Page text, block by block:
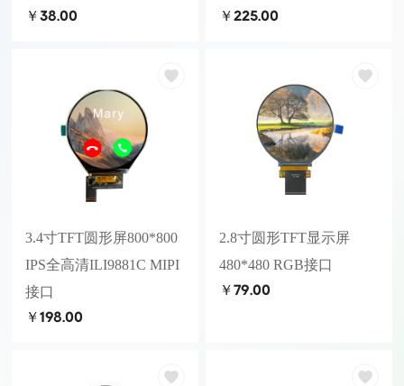
￥38.00 ￥225.00
3.4寸TFT圆形屏800*800
IPS全高清ILI9881C MIPI
接口
￥198.00
2.8寸圆形TFT显示屏
480*480 RGB接口
￥79.00